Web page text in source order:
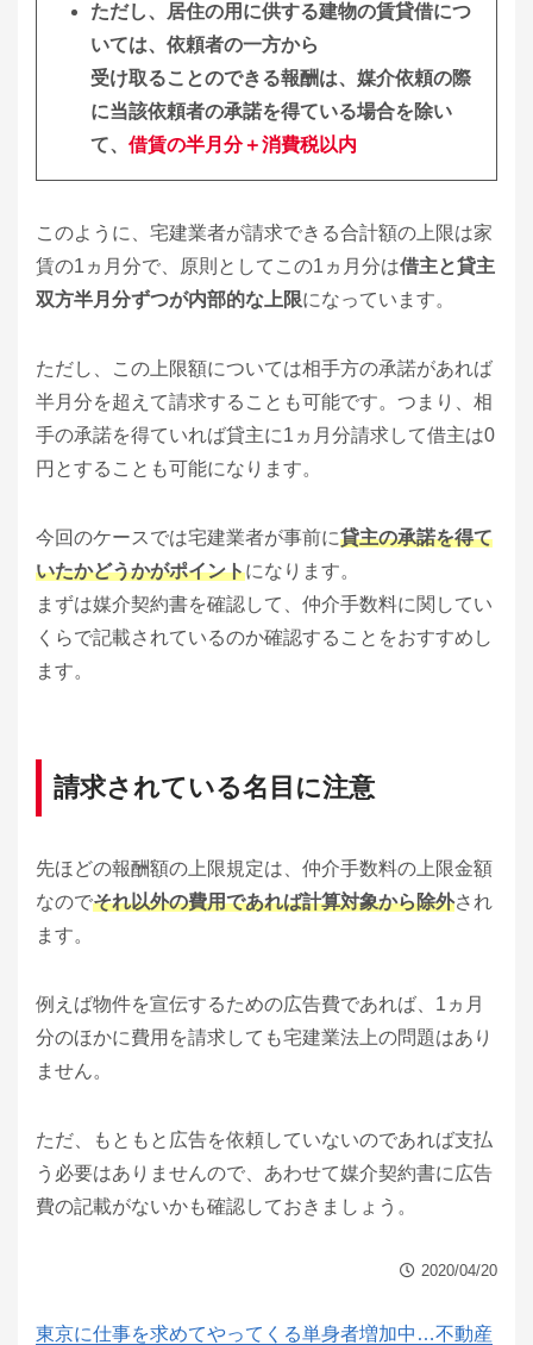
ただし、居住の用に供する建物の賃貸借につ
いては、依頼者の一方から
受け取ることのできる報酬は、媒介依頼の際
に当該依頼者の承諾を得ている場合を除い
て、 借賃の半月分＋消費税以内
このように、宅建業者が請求できる合計額の上限は家
賃の1ヵ月分で、原則としてこの1ヵ月分は借主と貸主
双方半月分ずつが内部的な上限になっています。
ただし、この上限額については相手方の承諾があれば
半月分を超えて請求することも可能です。つまり、相
手の承諾を得ていれば貸主に1ヵ月分請求して借主は0
円とすることも可能になります。
今回のケースでは宅建業者が事前に貸主の承諾を得て
いたかどうかがポイントになります。
まずは媒介契約書を確認して、仲介手数料に関してい
くらで記載されているのか確認することをおすすめし
ます。
請求されている名目に注意
先ほどの報酬額の上限規定は、仲介手数料の上限金額
なのでそれ以外の費用であれば計算対象から除外され
ます。
例えば物件を宣伝するための広告費であれば、1ヵ月
分のほかに費用を請求しても宅建業法上の問題はあり
ません。
ただ、もともと広告を依頼していないのであれば支払
う必要はありませんので、あわせて媒介契約書に広告
費の記載がないかも確認しておきましょう。
2020/04/20
東京に仕事を求めてやってくる単身者増加中…不動産